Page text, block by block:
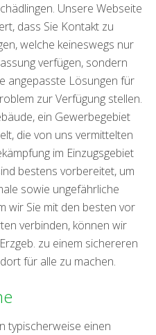
Unsere Webseite
dass Sie Kontakt zu
welche keineswegs nur
verfügen, sondern
angepasste Lösungen für
zur Verfügung stellen.
ein Gewerbegebiet
die von uns vermittelten
im Einzugsgebiet
bestens vorbereitet, um
sowie ungefährliche
wir Sie mit den besten vor
verbinden, können wir
zu einem sichereren
für alle zu machen.
typischerweise einen